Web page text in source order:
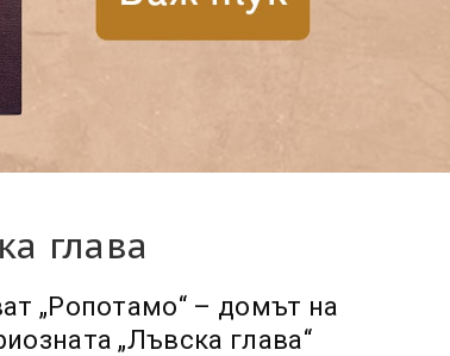
глава
„Ропотамо“ – домът на
„Лъвска глава“